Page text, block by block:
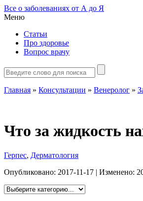
Все о заболеваниях от А до Я
Меню
Статьи
Про здоровье
Вопрос врачу
Главная » Консультации » Венеролог »
Что за жидкость
Герпес, Дерматология
Опубликовано: 2017-11-17 | Изменено: